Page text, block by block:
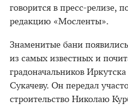
говорится в пресс-релизе,
редакцию «Мосленты».
Знаменитые бани
из самых известных и
градоначальников
Сукачеву. Он передал
строительство Николаю